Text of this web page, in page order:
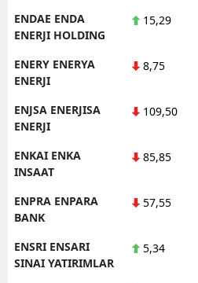
ENDAE ENDA
ENERJI HOLDING
15,29
ENERY ENERYA
ENERJI
8,75
ENJSA ENERJISA
ENERJI
109,50
ENKAI ENKA
INSAAT
85,85
ENPRA ENPARA
BANK
57,55
ENSRI ENSARI
SINAI YATIRIMLAR
5,34